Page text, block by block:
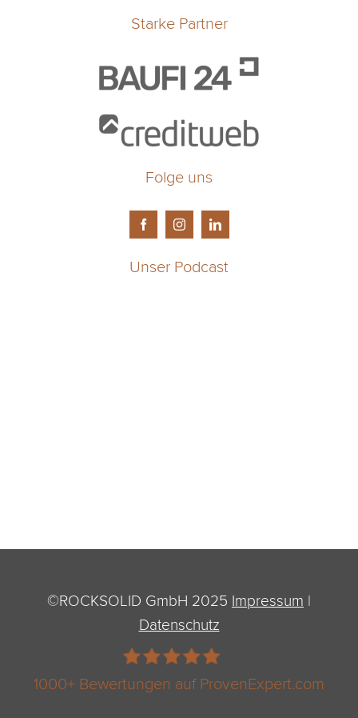
Starke Partner
Folge uns
Unser Podcast
©ROCKSOLID GmbH 2025 Impressum |
Datenschutz
1000+ Bewertungen auf ProvenExpert.com